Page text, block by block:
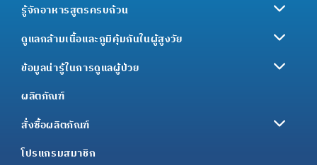
รู้จักอาหารสูตรครบถ้วน
ดูแลกล้ามเนื้อและภูมิคุ้มกันในผู้สูงวัย
ข้อมูลน่ารู้ในการดูแลผู้ป่วย
ผลิตภัณฑ์
สั่งซื้อผลิตภัณฑ์
โปรแกรมสมาชิก